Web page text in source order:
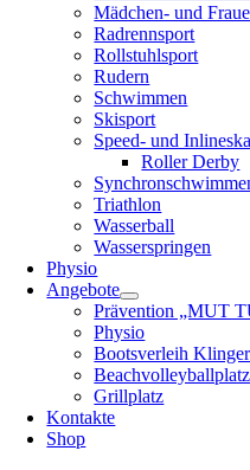
Mädchen- und
Radrennsport
Rollstuhlsport
Rudern
Schwimmen
Skisport
Speed- und
Roller Derby
Triathlon
Wasserball
Wasserspringen
Physio
Angebote
Prävention „MUT
Physio
Bootsverleih
Beachvolleyballplatz
Grillplatz
Kontakte
Shop